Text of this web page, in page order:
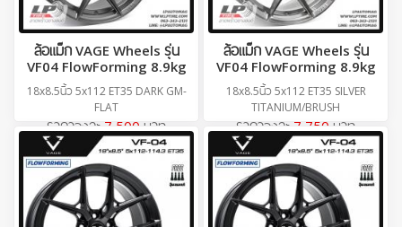
ล้อแม็ก VAGE Wheels รุ่น
VF04 FlowForming 8.9kg
18x8.5นิ้ว 5x112 ET35 DARK GM-
FLAT
ราคาวงละ 7,500 บาท
ล้อแม็ก VAGE Wheels รุ่น
VF04 FlowForming 8.9kg
18x8.5นิ้ว 5x112 ET35 SILVER
TITANIUM/BRUSH
ราคาวงละ 7,750 บาท